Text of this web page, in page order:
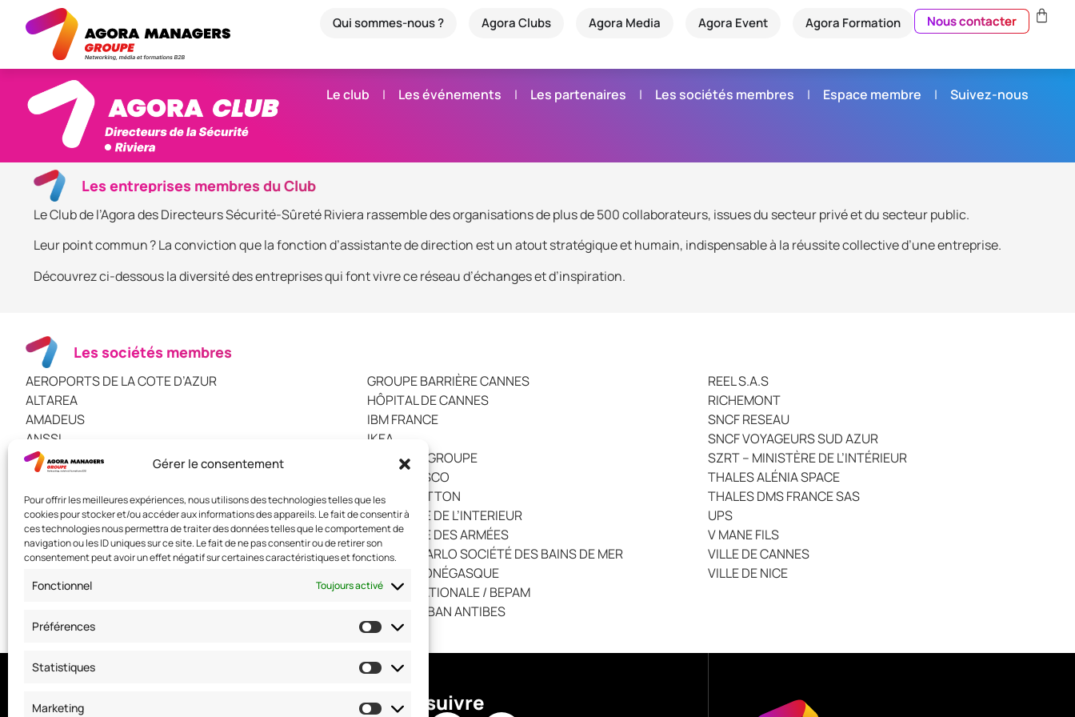
Gérer le consentement
Pour offrir les meilleures expériences, nous utilisons des technologies telles que les
cookies pour stocker et/ou accéder aux informations des appareils. Le fait de consentir à
ces technologies nous permettra de traiter des données telles que le comportement de
navigation ou les ID uniques sur ce site. Le fait de ne pas consentir ou de retirer son
consentement peut avoir un effet négatif sur certaines caractéristiques et fonctions.
Fonctionnel Toujours activé
Préférences
Statistiques
Marketing
Qui sommes-nous ? Agora Clubs Agora Media Agora Event Agora Formation Nous contacter
Le club Les événements Les partenaires Les sociétés membres Espace membre Suivez-nous
Les entreprises membres du Club
Le Club de l’Agora des Directeurs Sécurité-Sûreté Riviera rassemble des organisations de plus de 500 collaborateurs, issues du secteur privé et du secteur public.
Leur point commun ? La conviction que la fonction d’assistante de direction est un atout stratégique et humain, indispensable à la réussite collective d’une entreprise.
Découvrez ci-dessous la diversité des entreprises qui font vivre ce réseau d’échanges et d’inspiration.
Les sociétés membres
AEROPORTS DE LA COTE D’AZUR
ALTAREA
AMADEUS
ANSSI
CAISSE D’EPARGNE CEPAC
CAISSE D’EPARGNE CÔTE D’AZUR
CORPS DES SAPEURS-POMPIERS DE MONACO
DIETSMANN
DIRECTION DE LA SÛRETÉ PUBLIQUE MONACO
FNAC DARTY
Grand Hotel du Cap Ferrat, A Four Seasons Hotel
GROUPE BARRIÈRE CANNES
HÔPITAL DE CANNES
IBM FRANCE
IKEA
LA POSTE GROUPE
LE NEGRESCO
LOUIS VUITTON
MINISTERE DE L’INTERIEUR
MINISTÈRE DES ARMÉES
MONTE-CARLO SOCIÉTÉ DES BAINS DE MER
POLICE MONÉGASQUE
POLICE NATIONALE / BEPAM
PORT VAUBAN ANTIBES
REEL S.A.S
RICHEMONT
SNCF RESEAU
SNCF VOYAGEURS SUD AZUR
SZRT – MINISTÈRE DE L’INTÉRIEUR
THALES ALÉNIA SPACE
THALES DMS FRANCE SAS
UPS
V MANE FILS
VILLE DE CANNES
VILLE DE NICE
Nous contacter Nous suivre